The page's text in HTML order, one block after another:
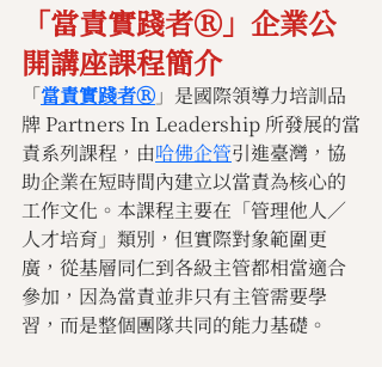
「當責實踐者Ⓡ」企業公
開講座課程簡介
「當責實踐者Ⓡ 」是國際領導力培訓品
牌 Partners In Leadership 所發展的當
責系列課程，由哈佛企管引進臺灣，協
助企業在短時間內建立以當責為核心的
工作文化。本課程主要在「管理他人／
人才培育」類別，但實際對象範圍更
廣，從基層同仁到各級主管都相當適合
參加，因為當責並非只有主管需要學
習，而是整個團隊共同的能力基礎。